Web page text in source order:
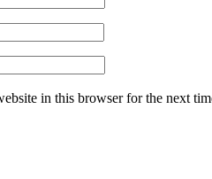
in this browser for the next